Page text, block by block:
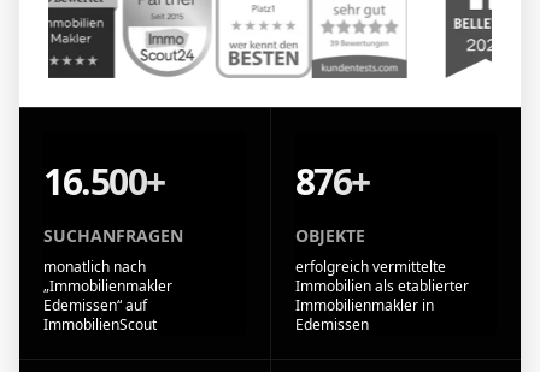
16.500+
SUCHANFRAGEN
monatlich nach
„Immobilienmakler
Edemissen“ auf
ImmobilienScout
876+
OBJEKTE
erfolgreich vermittelte
Immobilien als etablierter
Immobilienmakler in
Edemissen